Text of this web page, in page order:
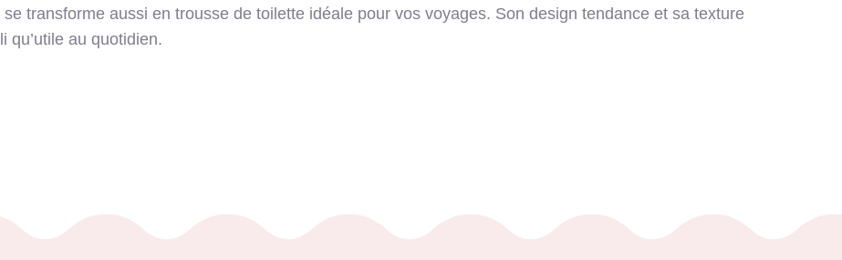
transforme aussi en trousse de toilette idéale pour vos voyages. Son design tendance et sa texture
qu’utile au quotidien.